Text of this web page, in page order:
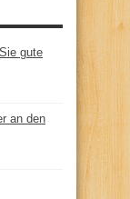
gute
an den